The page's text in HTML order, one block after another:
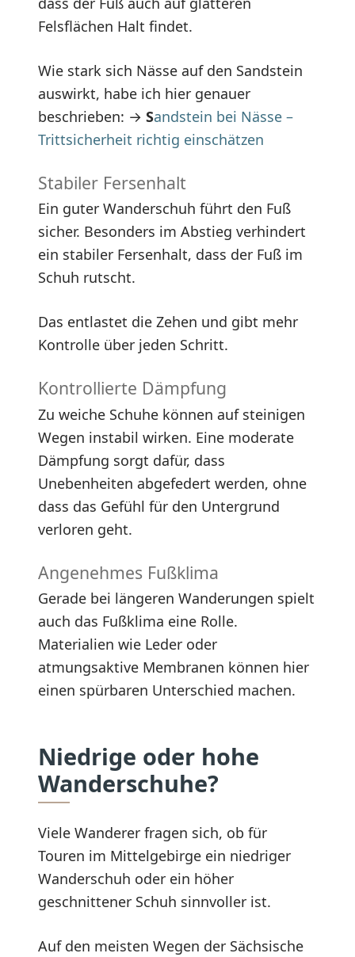
Felsflächen Halt findet.
Wie stark sich Nässe auf den Sandstein
auswirkt, habe ich hier genauer
beschrieben: → Sandstein bei Nässe –
Trittsicherheit richtig einschätzen
Stabiler Fersenhalt
Ein guter Wanderschuh führt den Fuß
sicher. Besonders im Abstieg verhindert
ein stabiler Fersenhalt, dass der Fuß im
Schuh rutscht.
Das entlastet die Zehen und gibt mehr
Kontrolle über jeden Schritt.
Kontrollierte Dämpfung
Zu weiche Schuhe können auf steinigen
Wegen instabil wirken. Eine moderate
Dämpfung sorgt dafür, dass
Unebenheiten abgefedert werden, ohne
dass das Gefühl für den Untergrund
verloren geht.
Angenehmes Fußklima
Gerade bei längeren Wanderungen spielt
auch das Fußklima eine Rolle.
Materialien wie Leder oder
atmungsaktive Membranen können hier
einen spürbaren Unterschied machen.
Niedrige oder hohe
Wanderschuhe?
Viele Wanderer fragen sich, ob für
Touren im Mittelgebirge ein niedriger
Wanderschuh oder ein höher
geschnittener Schuh sinnvoller ist.
Auf den meisten Wegen der Sächsische